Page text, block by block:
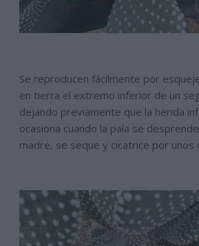
Se reproducen fácilmente por
en tierra el extremo inferior de un
dejando previamente que la herida
ocasiona cuando la pala se
madre, se seque y cicatrice por unos